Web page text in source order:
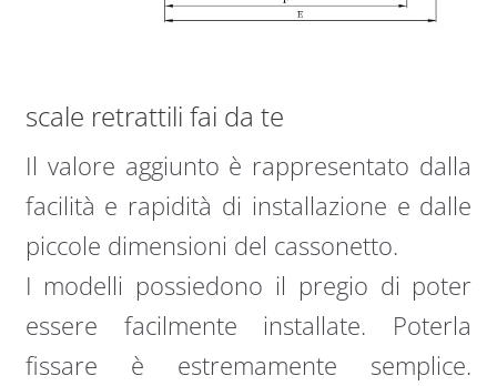
scale retrattili fai da te
Il valore aggiunto è rappresentato dalla
facilità e rapidità di installazione e dalle
piccole dimensioni del cassonetto.
I modelli possiedono il pregio di poter
essere facilmente installate. Poterla
fissare è estremamente semplice.